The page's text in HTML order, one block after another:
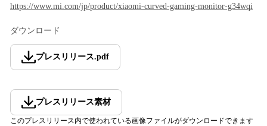
https://www.mi.com/jp/product/xiaomi-curved-gaming-monitor-g34wqi
ダウンロード
プレスリリース.pdf
プレスリリース素材
このプレスリリース内で使われている画像ファイルがダウンロードできます